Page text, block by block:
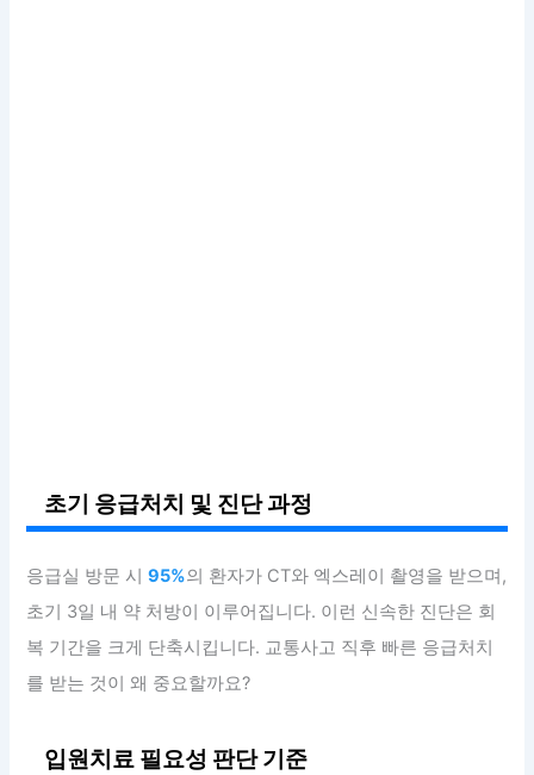
초기 응급처치 및 진단 과정
응급실 방문 시95%의 환자가 CT와 엑스레이 촬영을 받으며,
초기 3일 내 약 처방이 이루어집니다. 이런 신속한 진단은 회
복 기간을 크게 단축시킵니다. 교통사고 직후 빠른 응급처치
를 받는 것이 왜 중요할까요?
입원치료 필요성 판단 기준